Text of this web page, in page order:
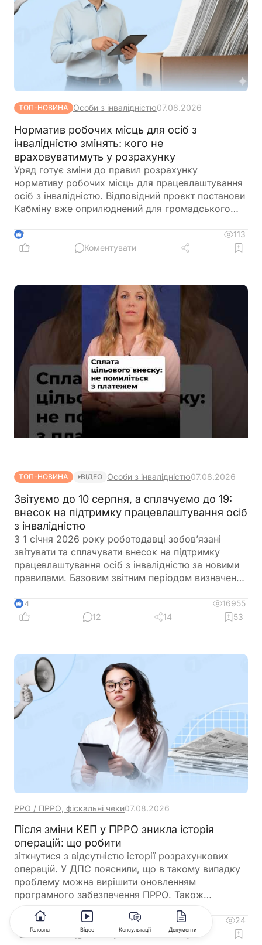
ТОП-НОВИНА Особи з інвалідністю07.08.2026
Норматив робочих місць для осіб з
інвалідністю змінять: кого не
враховуватимуть у розрахунку
Уряд готує зміни до правил розрахунку
нормативу робочих місць для працевлаштування
осіб з інвалідністю. Відповідний проєкт постанови
Кабміну вже оприлюднений для громадського
окремі штатні одиниці під час визначення
середньооблікової чисельності працівників.
активних бойових дій
2
113
Коментувати
ТОП-НОВИНА ВІДЕО Особи з інвалідністю07.08.2026
Звітуємо до 10 серпня, а сплачуємо до 19:
внесок на підтримку працевлаштування осіб
з інвалідністю
З 1 січня 2026 року роботодавці зобов’язані
звітувати та сплачувати внесок на підтримку
працевлаштування осіб з інвалідністю за новими
правилами. Базовим звітним періодом визначено
податкового органу протягом 40 календарних
днів після закінчення кварталу, а сплата внеску
14
16955
12
14 53
РРО / ПРРО, фіскальні чеки07.08.2026
Після зміни КЕП у ПРРО зникла історія
операцій: що робити
зіткнутися з відсутністю історії розрахункових
операцій. У ДПС пояснили, що в такому випадку
проблему можна вирішити оновленням
програмного забезпечення ПРРО. Також
податківці нагадали про обов’язок подати
повідомлення за формою J/F1391802 із даними
нового сертифіката відкритого ключа
24
Коментувати
Головна Відео Консультації Документи